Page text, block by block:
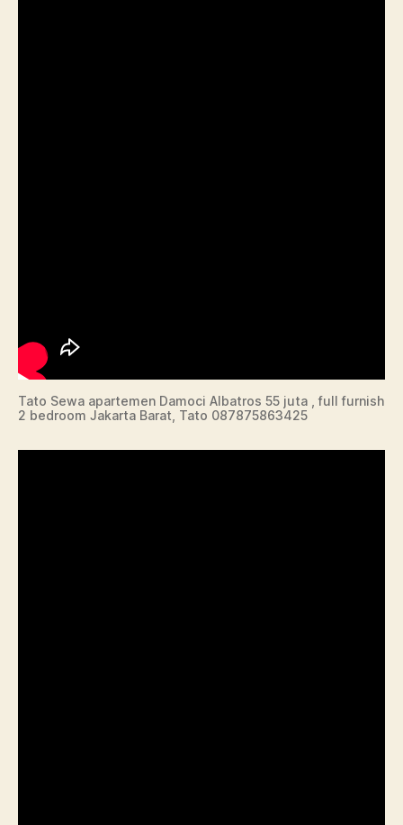
Tato Sewa apartemen Damoci Albatros 55 juta , full furnish
2 bedroom Jakarta Barat, Tato 087875863425